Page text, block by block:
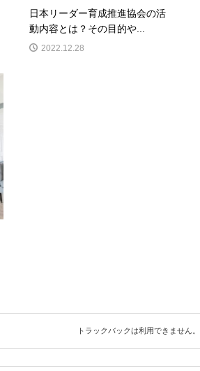
日本リーダー育成推進協会の活
動内容とは？その目的や...
2022.12.28
トラックバックは利用できません。